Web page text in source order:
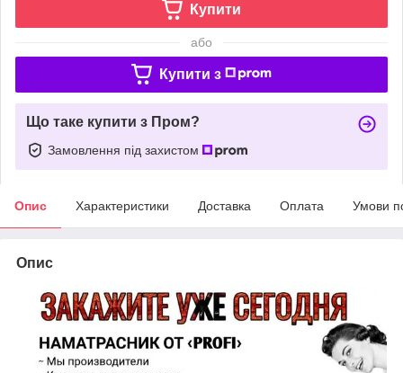
Купити
або
Купити з
Що таке купити з Пром?
Замовлення під захистом
Опис Характеристики Доставка Оплата Умови
Опис